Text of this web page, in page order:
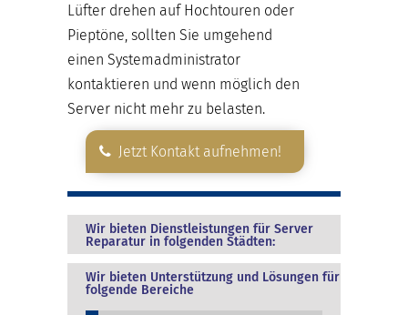
Lüfter drehen auf Hochtouren oder
Pieptöne, sollten Sie umgehend
einen Systemadministrator
kontaktieren und wenn möglich den
Server nicht mehr zu belasten.
Jetzt Kontakt aufnehmen!
Wir bieten Dienstleistungen für Server
Reparatur in folgenden Städten:
Wir bieten Unterstützung und Lösungen für
folgende Bereiche